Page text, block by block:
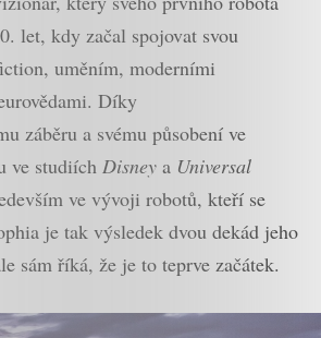
let, kdy začal spojovat svou
uměním, moderními
Díky
záběru a svému působení ve
ve studiích Disney a Universal
ve vývoji robotů, kteří se
je tak výsledek dvou dekád jeho
sám říká, že je to teprve začátek.